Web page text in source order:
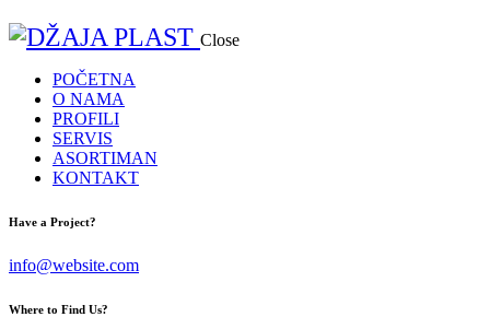
Close
POČETNA
O NAMA
PROFILI
SERVIS
ASORTIMAN
KONTAKT
facebook-
instagram
Have a Project?
info@website.com
Where to Find Us?